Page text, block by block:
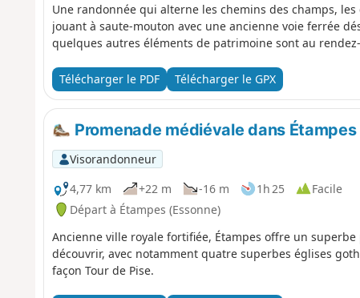
Une randonnée qui alterne les chemins des champs,
jouant à saute-mouton avec une ancienne voie ferrée
quelques autres éléments de patrimoine sont au
Télécharger le PDF Télécharger le GPX
Promenade médiévale dans Étampes
Visorandonneur
4,77 km
+22 m -16 m 1h 25
Facile
Départ à Étampes (Essonne)
Ancienne ville royale fortifiée, Étampes offre un
découvrir, avec notamment quatre superbes églises
façon Tour de Pise.